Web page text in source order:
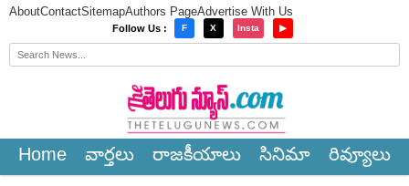
AboutContactSitemapAuthors PageAdvertise With Us
Follow Us : F X Insta ▶
Home వార్త‌లు రాజ‌కీయాలు సినిమా రివ్యూలు